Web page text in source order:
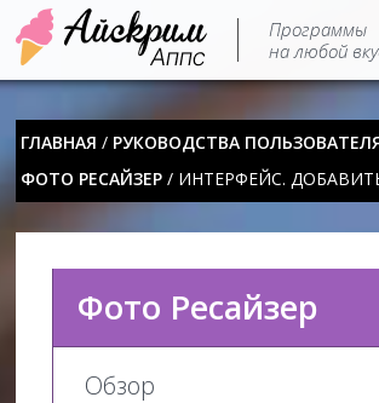
Программы
на любой
ГЛАВНАЯ / РУКОВОДСТВА
ФОТО РЕСАЙЗЕР / ИНТЕРФЕЙС.
Фото Ресайзер
Обзор